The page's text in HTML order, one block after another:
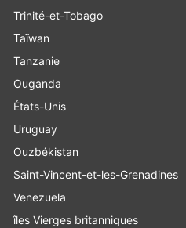
Trinité-et-Tobago
Taïwan
Tanzanie
Ouganda
États-Unis
Uruguay
Ouzbékistan
Saint-Vincent-et-les-Grenadines
Venezuela
îles Vierges britanniques